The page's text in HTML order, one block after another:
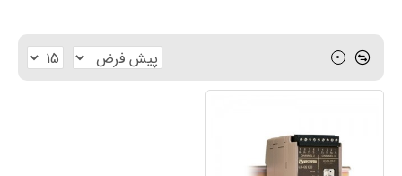
ایران 0